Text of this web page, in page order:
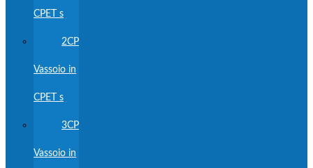
CPET s
2CP
Vassoio in
CPET s
3CP
Vassoio in